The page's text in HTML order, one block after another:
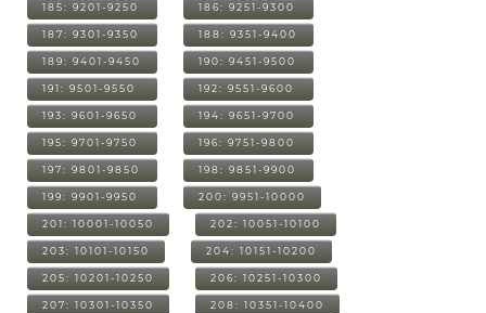
185: 9201-9250 186: 9251-9300
187: 9301-9350 188: 9351-9400
189: 9401-9450 190: 9451-9500
191: 9501-9550 192: 9551-9600
193: 9601-9650 194: 9651-9700
195: 9701-9750 196: 9751-9800
197: 9801-9850 198: 9851-9900
199: 9901-9950 200: 9951-10000
201: 10001-10050 202: 10051-10100
203: 10101-10150 204: 10151-10200
205: 10201-10250 206: 10251-10300
207: 10301-10350 208: 10351-10400